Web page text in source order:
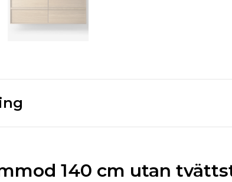
140 cm utan